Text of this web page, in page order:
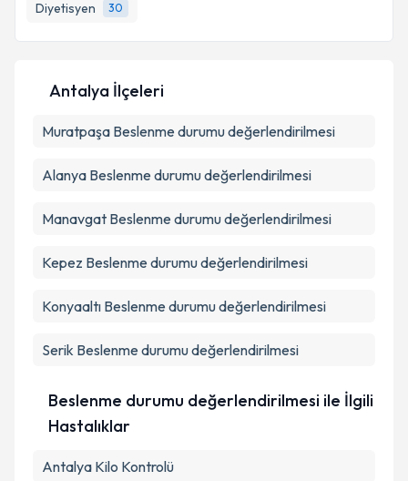
Diyetisyen
30
E-posta Adresiniz
Metni'ni okudum ve kişisel verilerimin belirtilen
Antalya İlçeleri
Muratpaşa Beslenme durumu değerlendirilmesi
Alanya Beslenme durumu değerlendirilmesi
Manavgat Beslenme durumu değerlendirilmesi
Kepez Beslenme durumu değerlendirilmesi
Konyaaltı Beslenme durumu değerlendirilmesi
Serik Beslenme durumu değerlendirilmesi
Beslenme durumu değerlendirilmesi ile İlgili
Hastalıklar
Antalya Kilo Kontrolü